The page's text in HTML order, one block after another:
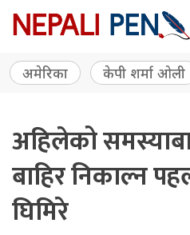
अमेरिका केपी शर्मा ओली
अहिलेको
बाहिर निकाल्न
घिमिरे